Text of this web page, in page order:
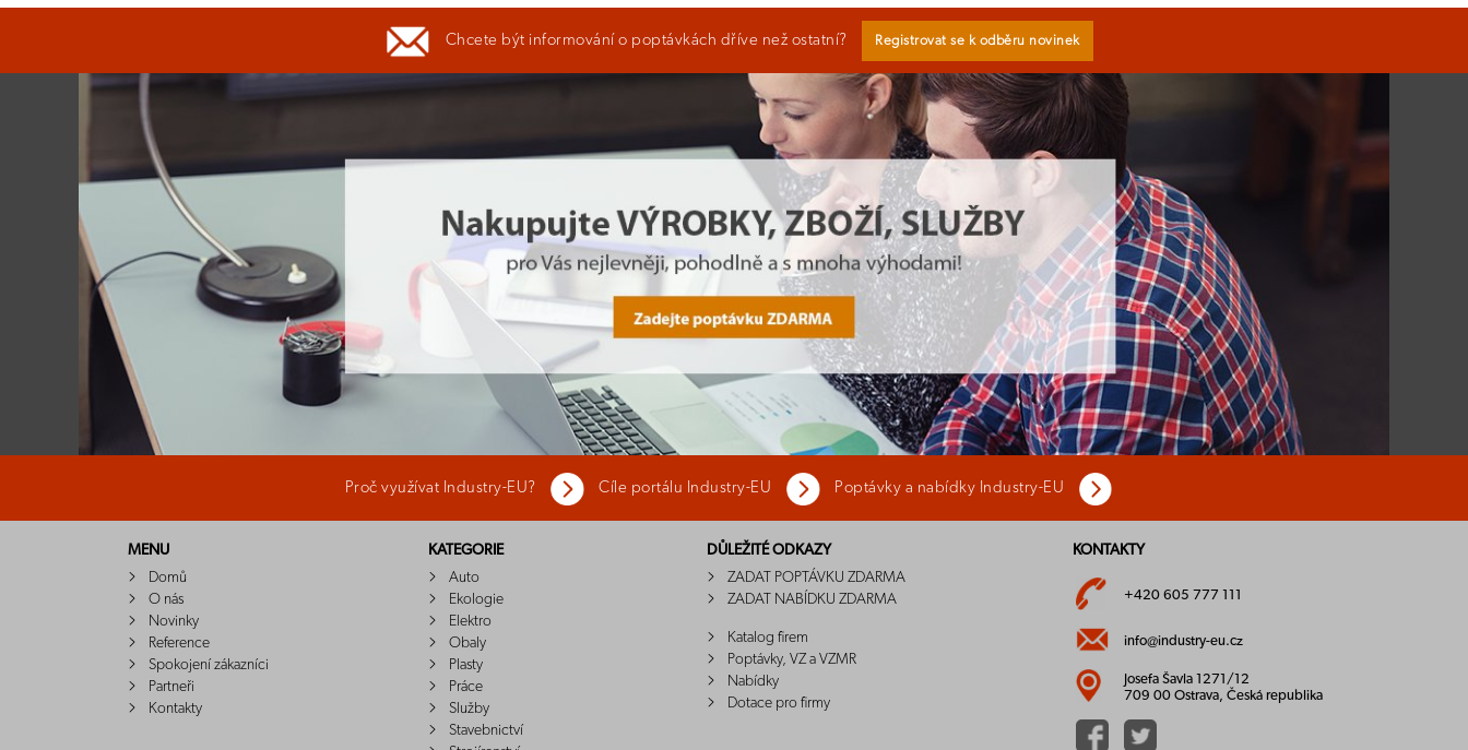
Chcete být informování o poptávkách dříve než ostatní? Registrovat se k odběru novinek
Proč využívat Industry-EU? Cíle portálu Industry-EU Poptávky a nabídky Industry-EU
MENU
Domů
O nás
Novinky
Reference
Spokojení zákazníci
Partneři
Kontakty
KATEGORIE
Auto
Ekologie
Elektro
Obaly
Plasty
Práce
Služby
Stavebnictví
DŮLEŽITÉ ODKAZY
ZADAT POPTÁVKU ZDARMA
ZADAT NABÍDKU ZDARMA
Katalog firem
Poptávky, VZ a VZMR
Nabídky
Dotace pro firmy
KONTAKTY
+420 605 777 111
info@industry-eu.cz
Josefa Šavla 1271/12
709 00 Ostrava, Česká republika